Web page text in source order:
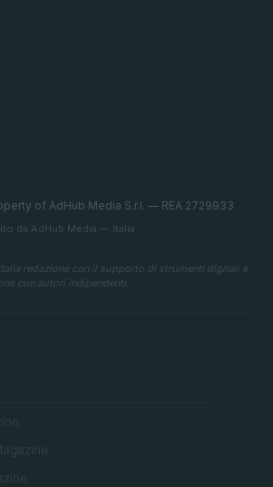
of AdHub Media S.r.l. — REA 2729933
da AdHub Media — Italia
redazione con il supporto di strumenti digitali e
con autori indipendenti.